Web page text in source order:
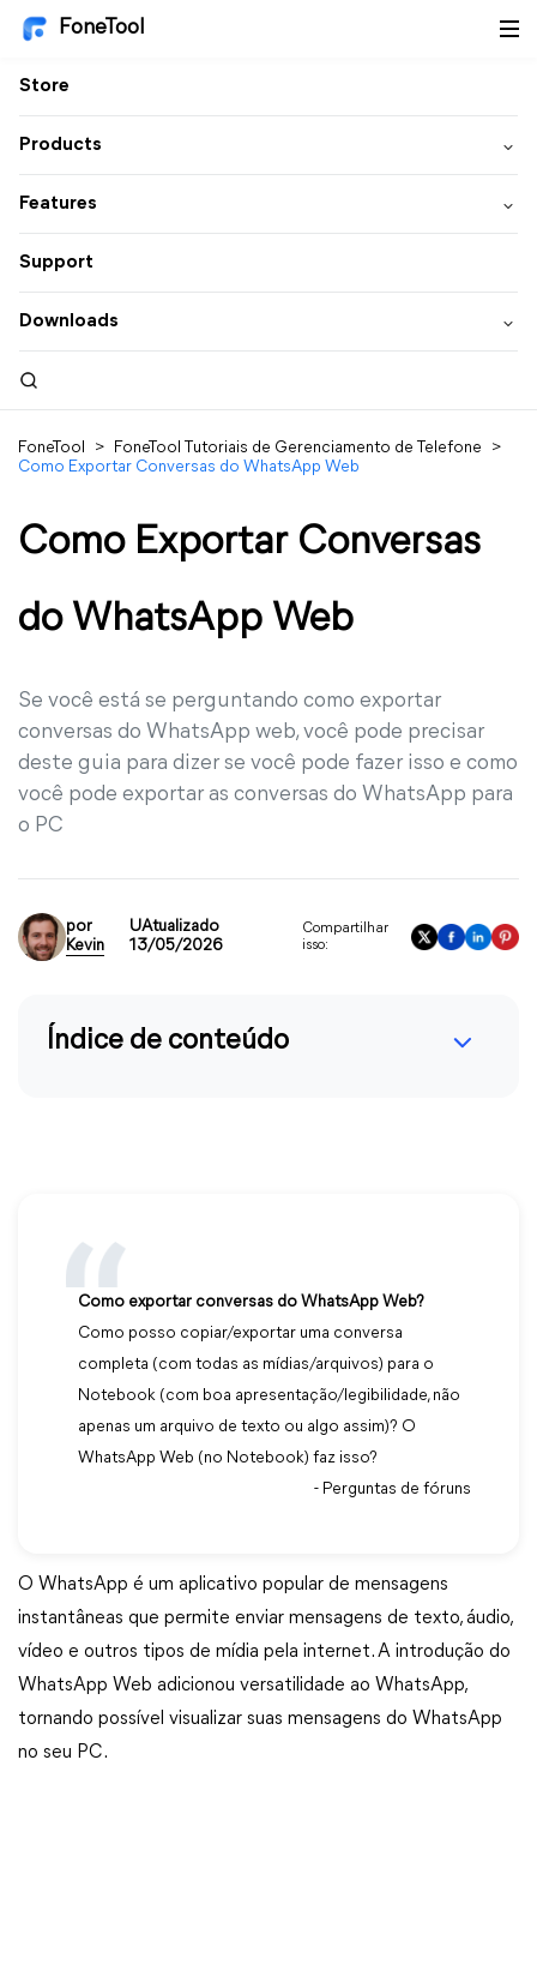
FoneTool
Store
Products
Features
Support
Downloads
FoneTool > FoneTool Tutoriais de Gerenciamento de Telefone
>
Como Exportar Conversas do WhatsApp Web
Como Exportar Conversas
do WhatsApp Web
Se você está se perguntando como exportar
conversas do WhatsApp web, você pode precisar
deste guia para dizer se você pode fazer isso e como
você pode exportar as conversas do WhatsApp para
o PC
por
Kevin
UAtualizado
13/05/2026
Compartilhar
isso:
Índice de conteúdo
Como exportar conversas do WhatsApp Web?
Como posso copiar/exportar uma conversa
completa (com todas as mídias/arquivos) para o
Notebook (com boa apresentação/legibilidade, não
apenas um arquivo de texto ou algo assim)? O
WhatsApp Web (no Notebook) faz isso?
- Perguntas de fóruns
O WhatsApp é um aplicativo popular de mensagens
instantâneas que permite enviar mensagens de texto, áudio,
vídeo e outros tipos de mídia pela internet. A introdução do
WhatsApp Web adicionou versatilidade ao WhatsApp,
tornando possível visualizar suas mensagens do WhatsApp
no seu PC.